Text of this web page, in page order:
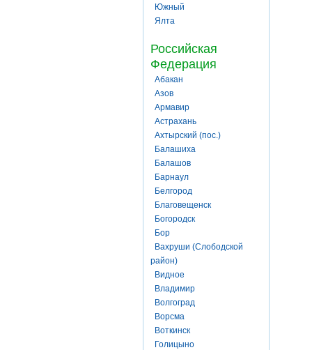
Южный
Ялта
Российская
Федерация
Абакан
Азов
Армавир
Астрахань
Ахтырский (пос.)
Балашиха
Балашов
Барнаул
Белгород
Благовещенск
Богородск
Бор
Вахруши (Слободской
район)
Видное
Владимир
Волгоград
Ворсма
Воткинск
Голицыно